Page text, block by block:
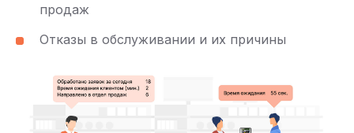
продаж
Отказы в обслуживании и их причины